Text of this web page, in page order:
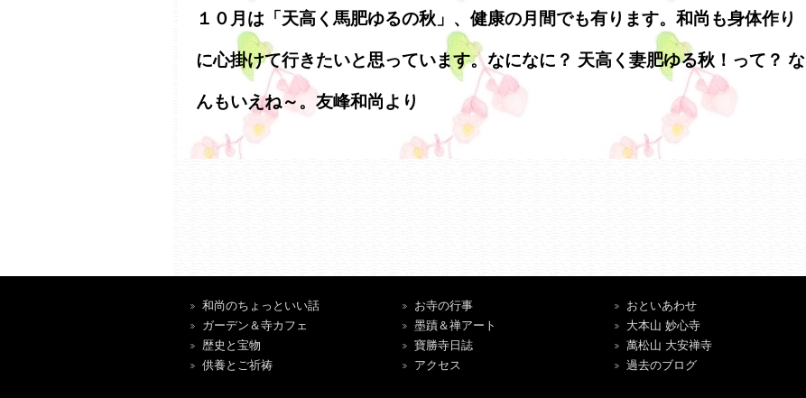
１０月は「天高く馬肥ゆるの秋」、健康の月間でも有ります。和尚も身体作り
に心掛けて行きたいと思っています。なになに？ 天高く妻肥ゆる秋！って？ な
んもいえね～。友峰和尚より
和尚のちょっといい話
ガーデン＆寺カフェ
歴史と宝物
供養とご祈祷
お寺の行事
墨蹟＆禅アート
寶勝寺日誌
アクセス
おといあわせ
大本山 妙心寺
萬松山 大安禅寺
過去のブログ